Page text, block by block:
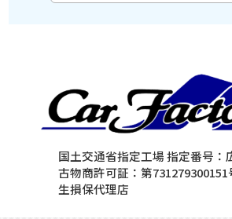
国土交通省指定工場 指定番号：
古物商許可証：第731279300151
生損保代理店